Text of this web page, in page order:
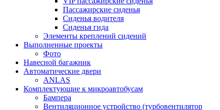
Пассажирские сиденья
Сиденья водителя
Сиденья гида
Элементы креплений сидений
Выполненные проекты
Фото
Навесной багажник
Автоматические двери
ANLAS
Комплектующие к микроавтобусам
Бампера
Вентиляционное устройство (турбовентилятор